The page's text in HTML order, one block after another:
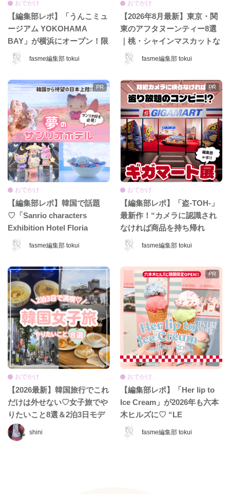
fasme編集部 tokui
おでかけ
【編集部レポ】「うんこミュ
ージアム YOKOHAMA
BAY」が横浜にオープン！限
定コンテンツ＆グッズをひと
足先に体験♡
fasme編集部 tokui
おでかけ
【2026年8月最新】東京・関
東のアフタヌーンティー8選
｜桃・シャインマスカットな
ど夏限定ホテル＆カフェ特
集！
fasme編集部 tokui
おでかけ
【編集部レポ】韓国で話題
♡「Sanrio characters
Exhibition Hotel Floria
Tokyo」が日本上陸♡ 夢みた
いなホテル空間＆限定グッズ
をレポ！
fasme編集部 tokui
おでかけ
【編集部レポ】「盗-TOH-」
最新作！“カメラに認識され
なければ商品を持ち帰れ
る”『ギガマート展』に行っ
てきた♡
shini
おでかけ
【2026最新】韓国旅行でこれ
だけは外せない♡女子旅でや
りたいこと8選＆2泊3日モデ
ルコース
fasme編集部 tokui
おでかけ
【編集部レポ】「Her lip to
Ice Cream」が2026年も六本
木ヒルズに♡ “LE
RIVIERA”がテーマの夏限定
ショップをレポ！